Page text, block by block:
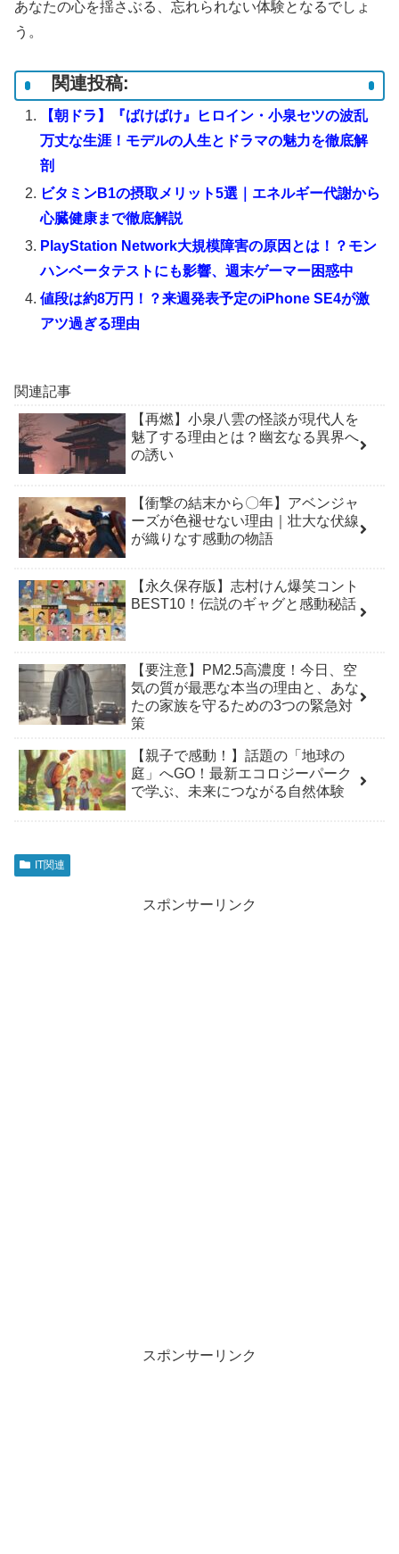
あなたの心を揺さぶる、忘れられない体験となるでしょ
う。
関連投稿:
【朝ドラ】『ばけばけ』ヒロイン・小泉セツの波乱
万丈な生涯！モデルの人生とドラマの魅力を徹底解
剖
ビタミンB1の摂取メリット5選｜エネルギー代謝から
心臓健康まで徹底解説
PlayStation Network大規模障害の原因とは！？モン
ハンベータテストにも影響、週末ゲーマー困惑中
値段は約8万円！？来週発表予定のiPhone SE4が激
アツ過ぎる理由
関連記事
【再燃】小泉八雲の怪談が現代人を
魅了する理由とは？幽玄なる異界へ
の誘い
【衝撃の結末から〇年】アベンジャ
ーズが色褪せない理由｜壮大な伏線
が織りなす感動の物語
【永久保存版】志村けん爆笑コント
BEST10！伝説のギャグと感動秘話
【要注意】PM2.5高濃度！今日、空
気の質が最悪な本当の理由と、あな
たの家族を守るための3つの緊急対
策
【親子で感動！】話題の「地球の
庭」へGO！最新エコロジーパーク
で学ぶ、未来につながる自然体験
IT関連
スポンサーリンク
スポンサーリンク